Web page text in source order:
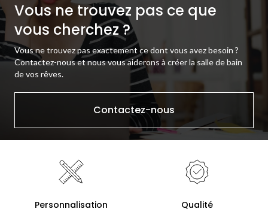
Vous ne trouvez pas ce que
vous cherchez ?
Vous ne trouvez pas exactement ce dont vous avez besoin ?
Contactez-nous et nous vous aiderons à créer la salle de bain
de vos rêves.
Contactez-nous
Personnalisation Qualité